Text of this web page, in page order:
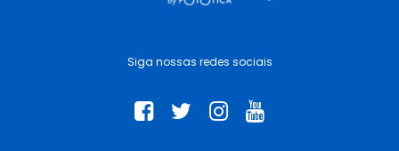
Siga nossas redes sociais